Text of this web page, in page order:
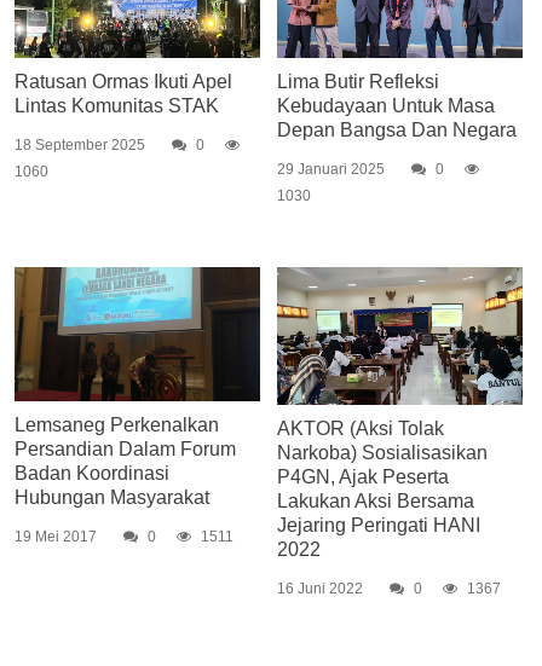
Ratusan Ormas Ikuti Apel
Lintas Komunitas STAK
18 September 2025
0
1060
Lima Butir Refleksi
Kebudayaan Untuk Masa
Depan Bangsa Dan Negara
29 Januari 2025
0
1030
Lemsaneg Perkenalkan
Persandian Dalam Forum
Badan Koordinasi
Hubungan Masyarakat
19 Mei 2017 0 1511
AKTOR (Aksi Tolak
Narkoba) Sosialisasikan
P4GN, Ajak Peserta
Lakukan Aksi Bersama
Jejaring Peringati HANI
2022
16 Juni 2022 0 1367